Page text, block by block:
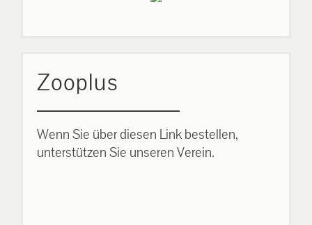
Zooplus
Wenn Sie über diesen Link bestellen,
unterstützen Sie unseren Verein.